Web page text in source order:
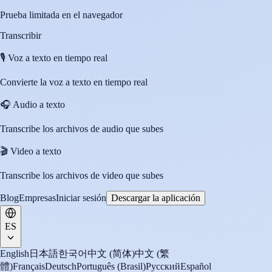
Prueba limitada en el navegador
Transcribir
🎙️ Voz a texto en tiempo real
Convierte la voz a texto en tiempo real
🎧 Audio a texto
Transcribe los archivos de audio que subes
🎬 Video a texto
Transcribe los archivos de video que subes
BlogEmpresasIniciar sesión Descargar la aplicación
ES
English 日本語한국어中文 (简体)中文 (繁
體)FrançaisDeutschPortuguês (Brasil)РусскийEspañol